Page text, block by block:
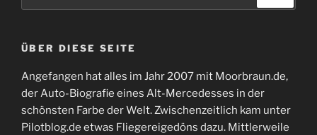
ÜBER DIESE SEITE
Angefangen hat alles im Jahr 2007 mit Moorbraun.de,
der Auto-Biografie eines Alt-Mercedesses in der
schönsten Farbe der Welt. Zwischenzeitlich kam unter
Pilotblog.de etwas Fliegereigedöns dazu. Mittlerweile